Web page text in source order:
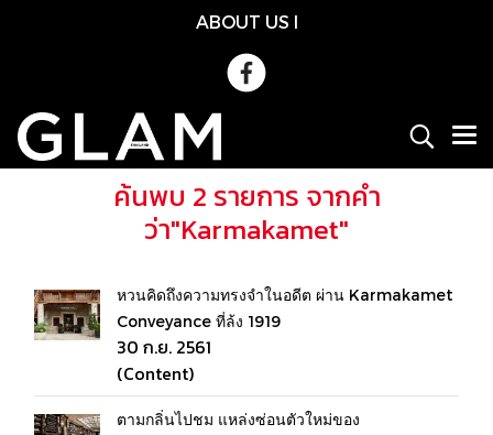
ABOUT US l
ค้นพบ 2 รายการ จากคำ
ว่า"Karmakamet"
หวนคิดถึงความทรงจำในอดีต ผ่าน Karmakamet
Conveyance ที่ล้ง 1919
30 ก.ย. 2561
(Content)
ตามกลิ่นไปชม แหล่งซ่อนตัวใหม่ของ